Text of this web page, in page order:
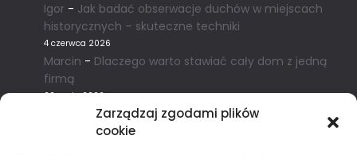
Zarządzaj zgodami plików
cookie
Igor - Jak badać obserwacje duchów w miejscach
historycznych – skuteczne techniki
4 czerwca 2026
Marcin - Dlaczego warto stawiać cały dom z jedną
firmą
22 maja 2026